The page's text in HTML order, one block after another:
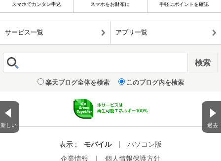
新しい 過去
スマホでカンタン申込 スマホをお財布に 手軽にポイントを確認
サービス一覧 アプリ一覧
楽天ブログ全体を検索 このブログ内を検索
表示 : モバイル |
パソコン版
企業情報
｜ 個人情報保護方針